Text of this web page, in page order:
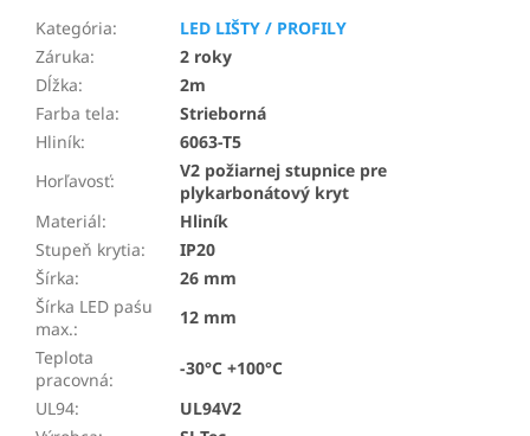
Kategória:
LED LIŠTY / PROFILY
Záruka:
2 roky
Dĺžka:
2m
Farba tela:
Strieborná
Hliník:
6063-T5
Horľavosť:
V2 požiarnej stupnice pre
plykarbonátový kryt
Materiál:
Hliník
Stupeň krytia:
IP20
Šírka:
26 mm
Šírka LED paśu
max.:
12 mm
Teplota
pracovná:
-30°C +100°C
UL94:
UL94V2